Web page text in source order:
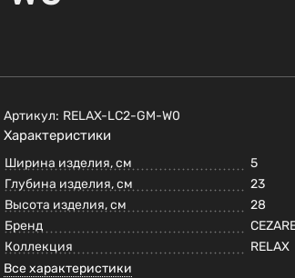
Артикул: RELAX-LC2-GM-W0
Характеристики
Ширина изделия, см
5
Глубина изделия, см
23
Высота изделия, см
28
Бренд
Коллекция
RELAX
Все характеристики